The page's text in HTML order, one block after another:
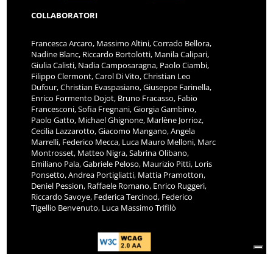
COLLABORATORI
Francesca Arcaro, Massimo Altini, Corrado Bellora,
Nadine Blanc, Riccardo Bortolotti, Manila Calipari,
Giulia Calisti, Nadia Camposaragna, Paolo Ciambi,
Filippo Clermont, Carol Di Vito, Christian Leo
Dufour, Christian Evaspasiano, Giuseppe Farinella,
Enrico Formento Dojot, Bruno Fracasso, Fabio
Francesconi, Sofia Fregnani, Giorgia Gambino,
Paolo Gatto, Michael Ghignone, Marlène Jorrioz,
Cecilia Lazzarotto, Giacomo Mangano, Angela
Marrelli, Federico Mecca, Luca Mauro Melloni, Marc
Montrosset, Matteo Nigra, Sabrina Olibano,
Emiliano Pala, Gabriele Peloso, Maurizio Pitti, Loris
Ponsetto, Andrea Portigliatti, Mattia Pramotton,
Deniel Pession, Raffaele Romano, Enrico Ruggeri,
Riccardo Savoye, Federica Tercinod, Federico
Tigellio Benvenuto, Luca Massimo Trifilò